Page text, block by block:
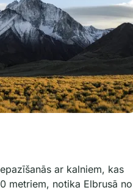
ar kalniem, kas
metriem, notika Elbrusā no